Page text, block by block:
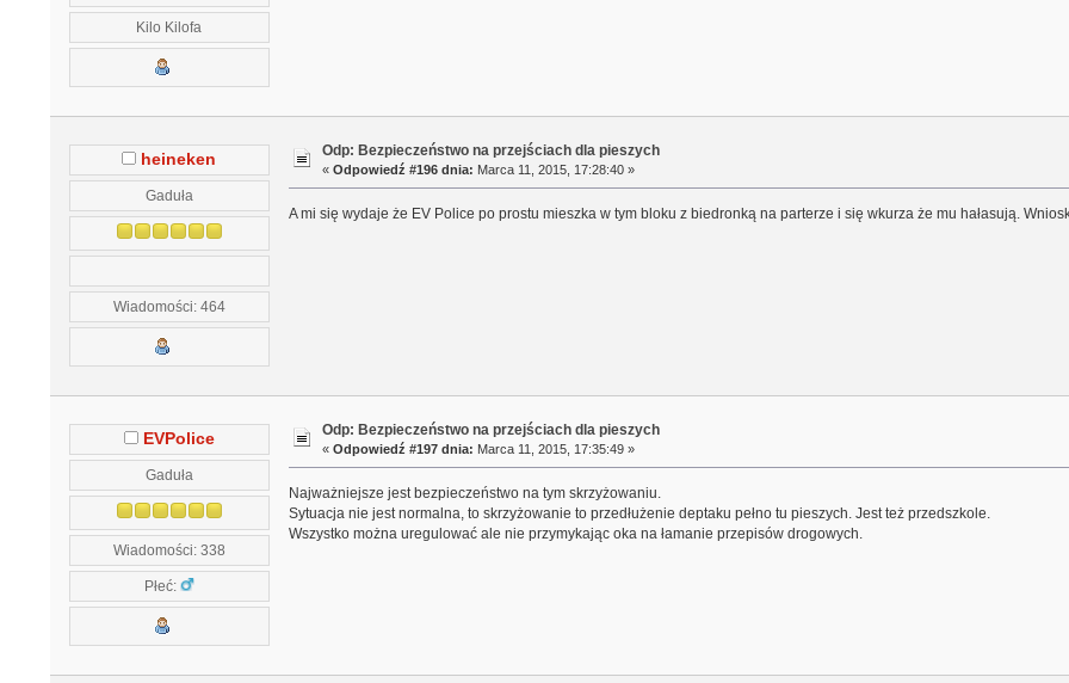
Kilo Kilofa
heineken
Gaduła
Wiadomości: 464
Odp: Bezpieczeństwo na przejściach dla pieszych
«Odpowiedź #196 dnia: Marca 11, 2015, 17:28:40 »
A mi się wydaje że EV Police po prostu mieszka w tym bloku z biedronką na parterze i się wkurza że mu hałasują.
EVPolice
Gaduła
Wiadomości: 338
Płeć:
Odp: Bezpieczeństwo na przejściach dla pieszych
«Odpowiedź #197 dnia: Marca 11, 2015, 17:35:49 »
Najważniejsze jest bezpieczeństwo na tym skrzyżowaniu.
Sytuacja nie jest normalna, to skrzyżowanie to przedłużenie deptaku pełno tu pieszych. Jest też przedszkole.
Wszystko można uregulować ale nie przymykając oka na łamanie przepisów drogowych.